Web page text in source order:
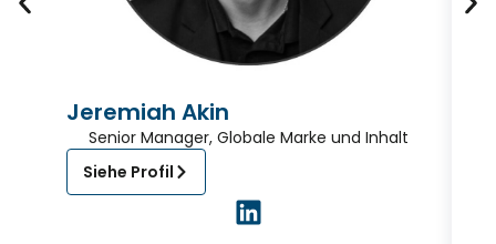
Jeremiah Akin
Senior Manager, Globale Marke und Inhalt
Siehe Profil